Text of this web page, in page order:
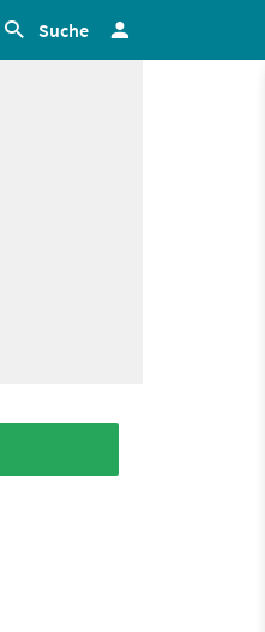
Suche